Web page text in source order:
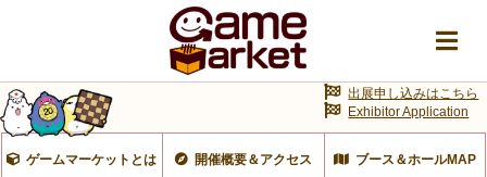
ゲームマーケットとは 開催概要＆アクセス ブース＆ホールMAP
出展申し込みはこちら
Exhibitor Application